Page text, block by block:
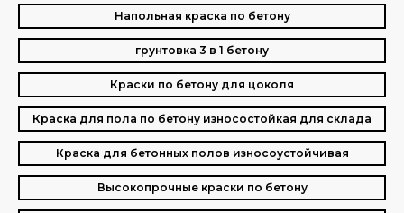
Напольная краска по бетону
грунтовка 3 в 1 бетону
Краски по бетону для цоколя
Краска для пола по бетону износостойкая для склада
Краска для бетонных полов износоустойчивая
Высокопрочные краски по бетону